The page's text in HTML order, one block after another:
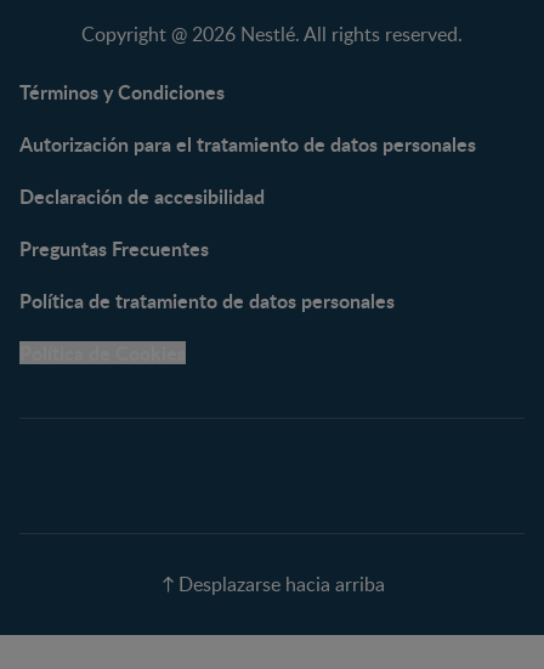
NAN® Optipro® 3
NAN® Supreme 3
NESTUM®
NESCARE®
Herramientas
Calculadora de color de
Copyright @ 2026 Nestlé. All rights reserved.
Términos y Condiciones
Autorización para el tratamiento de datos personales
Declaración de accesibilidad
Preguntas Frecuentes
Política de tratamiento de datos personales
Desplazarse hacia arriba